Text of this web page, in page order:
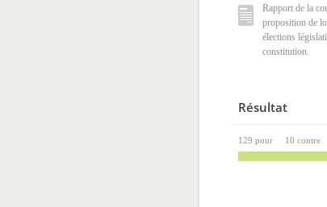
Rapport de la
proposition de
élections
constitution.
Résultat
129 pour 10 contre